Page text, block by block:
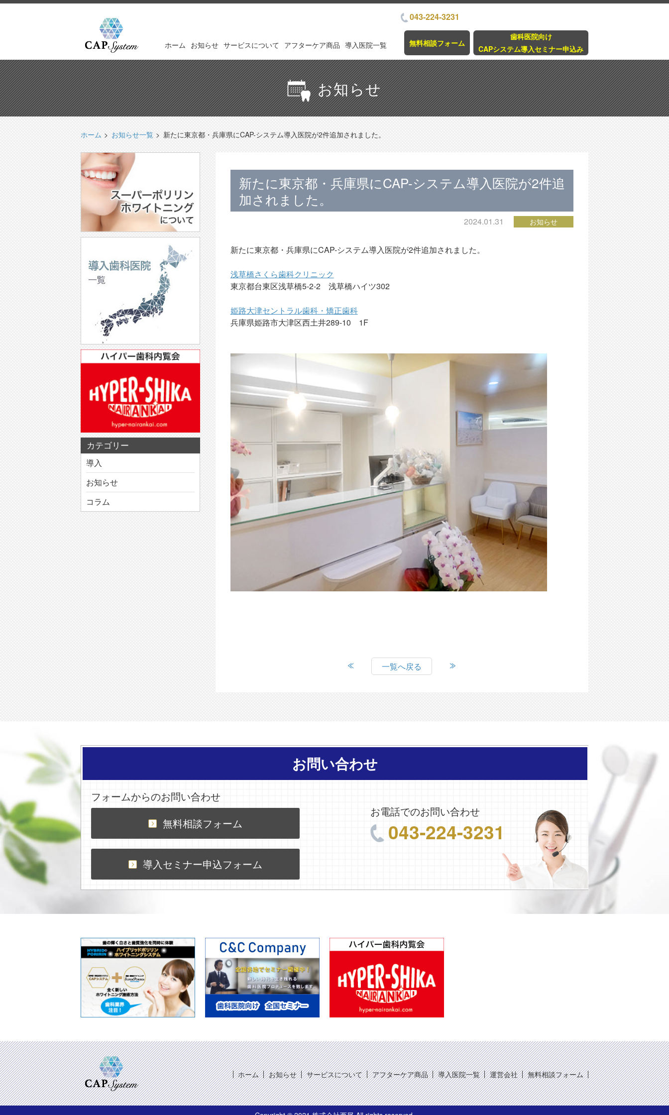
ホーム お知らせ サービスについて アフターケア商品 導入医院一覧
043-224-3231
無料相談フォーム
歯科医院向け
CAPシステム導入セミナー申込み
お知らせ
ホーム お知らせ一覧 新たに東京都・兵庫県にCAP-システム導入医院が2件追加されました。
新たに東京都・兵庫県にCAP-システム導入医院が2件追
加されました。
2024.01.31 お知らせ
新たに東京都・兵庫県にCAP-システム導入医院が2件追加されました。
浅草橋さくら歯科クリニック
東京都台東区浅草橋5-2-2 浅草橋ハイツ302
姫路大津セントラル歯科・矯正歯科
兵庫県姫路市大津区西土井289-10 1F
一覧へ戻る
カテゴリー
導入
お知らせ
コラム
お問い合わせ
フォームからのお問い合わせ
無料相談フォーム
導入セミナー申込フォーム
お電話でのお問い合わせ
043-224-3231
ホーム お知らせ サービスについて アフターケア商品 導入医院一覧 運営会社 無料相談フォーム